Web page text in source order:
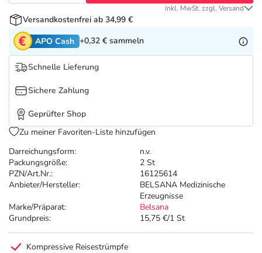
Tierapotheke
Vitamine & Mineralstoffe
Salus Deals
Darreichungsform:
n.v.
Packungsgröße:
2 St
PZN/Art.Nr.:
16125614
Anbieter/Hersteller:
BELSANA Medizinische
Erzeugnisse
Marke/Präparat:
Belsana
Grundpreis:
15,75 €/1 St
inkl. MwSt. zzgl. Versand
Versandkostenfrei ab 34,99 €
APO Cash +0,32 € sammeln
Schnelle Lieferung
Sichere Zahlung
Geprüfter Shop
Zu meiner Favoriten-Liste hinzufügen
Kompressive Reisestrümpfe